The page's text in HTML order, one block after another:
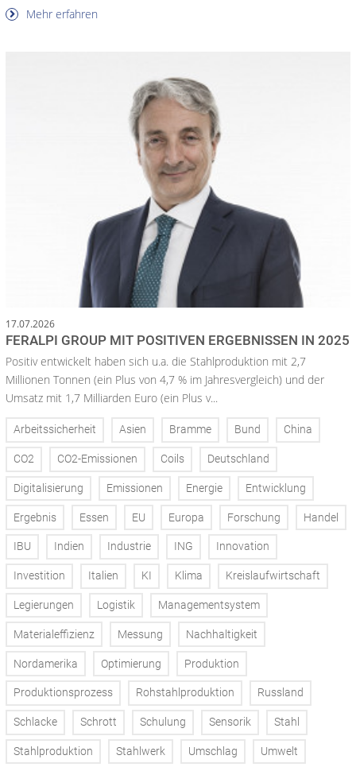
Mehr erfahren
17.07.2026
FERALPI GROUP MIT POSITIVEN ERGEBNISSEN IN 2025
Positiv entwickelt haben sich u.a. die Stahlproduktion mit 2,7
Millionen Tonnen (ein Plus von 4,7 % im Jahresvergleich) und der
Umsatz mit 1,7 Milliarden Euro (ein Plus v...
Arbeitssicherheit Asien Bramme Bund China
CO2 CO2-Emissionen Coils Deutschland
Digitalisierung Emissionen Energie Entwicklung
Ergebnis Essen EU Europa Forschung Handel
IBU Indien Industrie ING Innovation
Investition Italien KI Klima Kreislaufwirtschaft
Legierungen Logistik Managementsystem
Materialeffizienz Messung Nachhaltigkeit
Nordamerika Optimierung Produktion
Produktionsprozess Rohstahlproduktion Russland
Schlacke Schrott Schulung Sensorik Stahl
Stahlproduktion Stahlwerk Umschlag Umwelt